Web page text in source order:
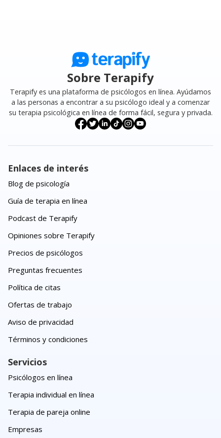
Sobre Terapify
Terapify es una plataforma de psicólogos en línea. Ayúdamos
a las personas a encontrar a su psicólogo ideal y a comenzar
su terapia psicológica en línea de forma fácil, segura y privada.
Enlaces de interés
Blog de psicología
Guía de terapia en línea
Podcast de Terapify
Opiniones sobre Terapify
Precios de psicólogos
Preguntas frecuentes
Política de citas
Ofertas de trabajo
Aviso de privacidad
Términos y condiciones
Servicios
Psicólogos en línea
Terapia individual en línea
Terapia de pareja online
Empresas